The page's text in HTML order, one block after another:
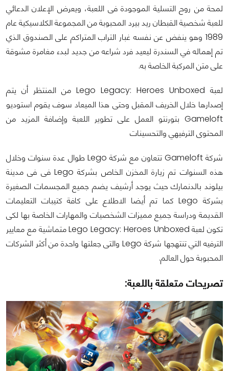
لمحة من روح التسلية الموجودة فى اللعبة، ويعرض الإعلان الدعائي
للعبة شخصية القبطان ريد بيرد المحبوبة من المجموعة الكلاسيكية عام
1989 وهو ينفض عن نفسه غبار التراب المتراكم على الصندوق الذي
تم إهماله في السندرة ليعيد فرد شراعه من جديد لبدء مغامرة مشوقة
على متن المركبة الخاصة به.
لعبة Lego Legacy: Heroes Unboxed من المنتظر أن يتم
إصدارها خلال الخريف المقبل وحتى هذا الميعاد سوف يقوم استوديو
Gameloft بتورنتو العمل على تطوير اللعبة وإضافة المزيد من
المحتوى الترفيهي والتحسينات
شركة Gameloft تتعاون مع شركة Lego طوال عدة سنوات وخلال
هذه السنوات تم زيارة المخزن الخاص بشركة Lego فى فى مدينة
بيلوند بالدنمارك حيث يوجد أرشيف يضم جميع المجسمات الصغيرة
بشركة Lego كما تم أيضا الاطلاع على كافة كتيبات التعليمات
القديمة ودراسة جميع مميزات الشخصيات والمهارات الخاصة بها لكى
تكون لعبة Lego Legacy: Heroes Unboxed متماشية مع معايير
الترفيه التي تنتهجها شركة Lego والتى جعلتها واحدة من أكثر الشركات
المحبوبة حول العالم.
تصريحات متعلقة باللعبة: